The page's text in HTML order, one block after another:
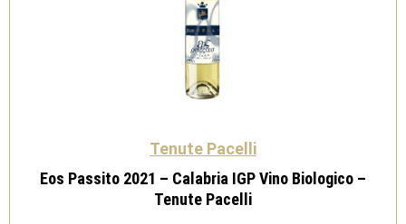
Tenute Pacelli
Eos Passito 2021 – Calabria IGP Vino Biologico –
Tenute Pacelli